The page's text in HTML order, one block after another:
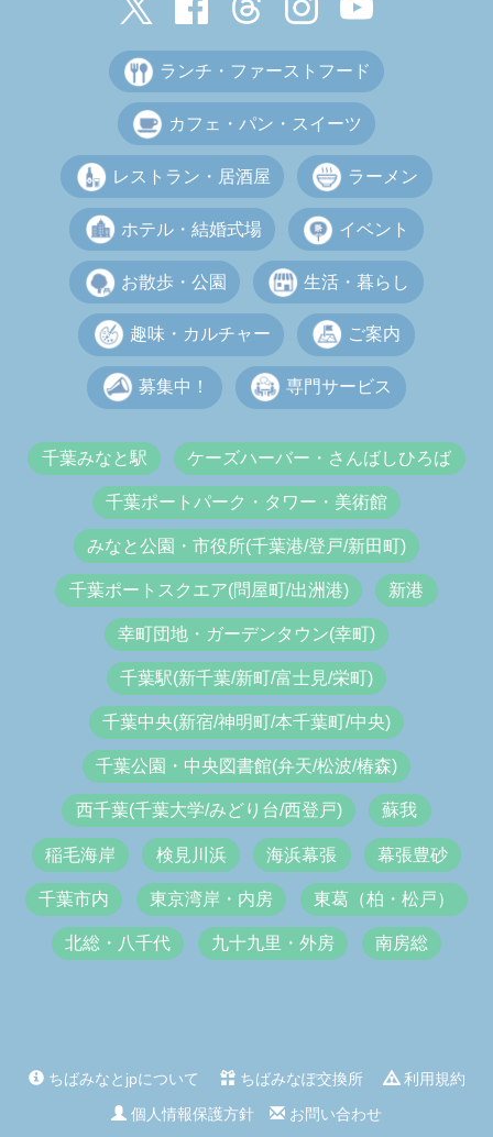
ランチ・ファーストフード
カフェ・パン・スイーツ
レストラン・居酒屋 ラーメン
ホテル・結婚式場 イベント
お散歩・公園 生活・暮らし
趣味・カルチャー ご案内
募集中！ 専門サービス
千葉みなと駅 ケーズハーバー・さんばしひろば
千葉ポートパーク・タワー・美術館
みなと公園・市役所(千葉港/登戸/新田町)
千葉ポートスクエア(問屋町/出洲港) 新港
幸町団地・ガーデンタウン(幸町)
千葉駅(新千葉/新町/富士見/栄町)
千葉中央(新宿/神明町/本千葉町/中央)
千葉公園・中央図書館(弁天/松波/椿森)
西千葉(千葉大学/みどり台/西登戸) 蘇我
稲毛海岸 検見川浜 海浜幕張 幕張豊砂
千葉市内 東京湾岸・内房 東葛（柏・松戸）
北総・八千代 九十九里・外房 南房総
ちばみなとjpについて ちばみなぽ交換所
利用規約
個人情報保護方針
お問い合わせ